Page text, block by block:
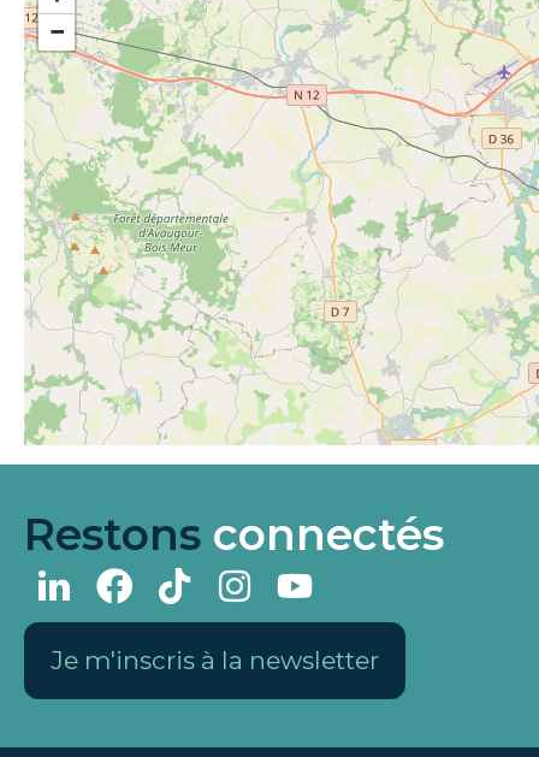
−
Restons connectés
Je m'inscris à la newsletter